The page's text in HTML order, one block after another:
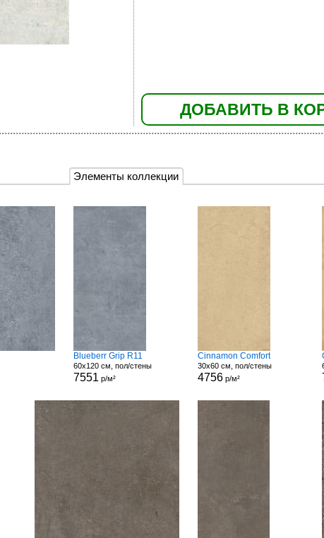
ДОБАВИТЬ В
Элементы коллекции
Blueberr Grip R11
60x120 см, пол/стены
7551 р/м²
Cinnamon Comfort
30x60 см, пол/стены
4756р/м²